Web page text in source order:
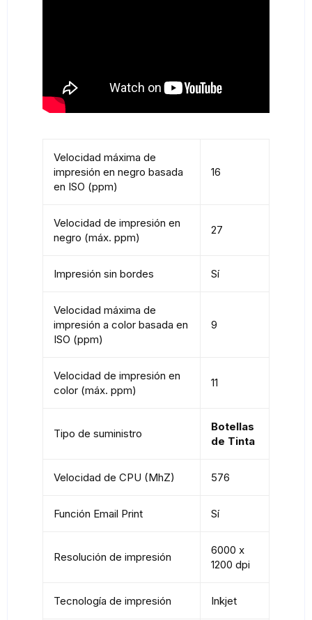
Velocidad máxima de
impresión en negro basada
en ISO (ppm)
16
Velocidad de impresión en
negro (máx. ppm)
27
Impresión sin bordes Sí
Velocidad máxima de
impresión a color basada en
ISO (ppm)
9
Velocidad de impresión en
color (máx. ppm)
11
Tipo de suministro
Botellas
de Tinta
Velocidad de CPU (MhZ) 576
Función Email Print Sí
Resolución de impresión
6000 x
1200 dpi
Tecnología de impresión Inkjet